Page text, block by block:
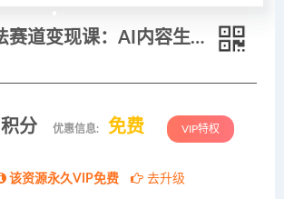
视频号书法赛道变现课：AI内容生产、自动化剪辑，矩阵放大与后端变现
积分 优惠信息: 免费 VIP特权
该资源永久VIP免费 去升级